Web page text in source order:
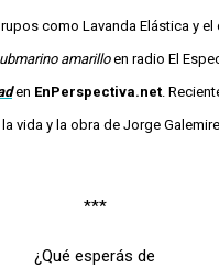
como Lavanda Elástica y
amarilloen radio El
en EnPerspectiva.net.
vida y la obra de Jorge
***
¿Qué esperás de